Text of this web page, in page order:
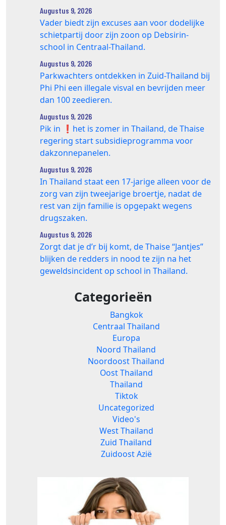
Augustus 9, 2026
Vader biedt zijn excuses aan voor dodelijke
schietpartij door zijn zoon op Debsirin-
school in Centraal-Thailand.
Augustus 9, 2026
Parkwachters ontdekken in Zuid-Thailand bij
Phi Phi een illegale visval en bevrijden meer
dan 100 zeedieren.
Augustus 9, 2026
Pik in ❗️het is zomer in Thailand, de Thaise
regering start subsidieprogramma voor
dakzonnepanelen.
Augustus 9, 2026
In Thailand staat een 17‑jarige alleen voor de
zorg van zijn tweejarige broertje, nadat de
rest van zijn familie is opgepakt wegens
drugszaken.
Augustus 9, 2026
Zorgt dat je d’r bij komt, de Thaise “Jantjes”
blijken de redders in nood te zijn na het
geweldsincident op school in Thailand.
Categorieën
Bangkok
Centraal Thailand
Europa
Noord Thailand
Noordoost Thailand
Oost Thailand
Thailand
Tiktok
Uncategorized
Video's
West Thailand
Zuid Thailand
Zuidoost Azië